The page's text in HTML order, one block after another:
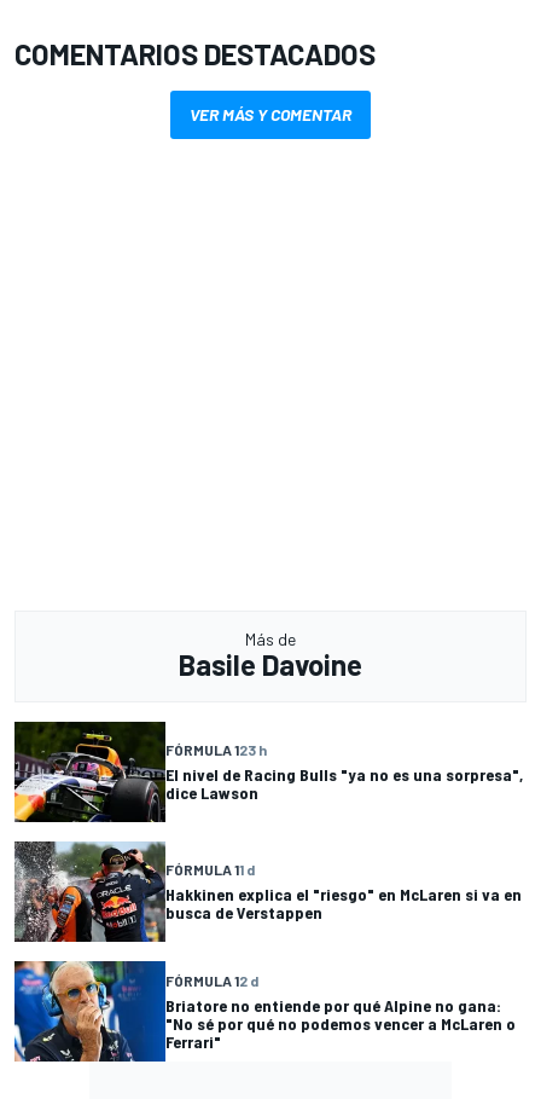
COMENTARIOS DESTACADOS
VER MÁS Y COMENTAR
Más de
Basile Davoine
FÓRMULA 123 h
El nivel de Racing Bulls "ya no es una sorpresa",
dice Lawson
FÓRMULA 11 d
Hakkinen explica el "riesgo" en McLaren si va en
busca de Verstappen
FÓRMULA 12 d
Briatore no entiende por qué Alpine no gana:
"No sé por qué no podemos vencer a McLaren o
Ferrari"